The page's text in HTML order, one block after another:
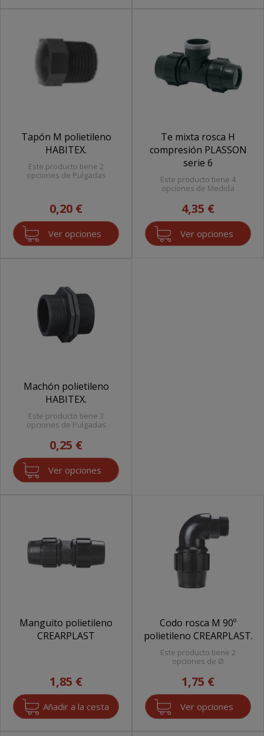
Tapón M polietileno
HABITEX.
Este producto tiene 2
opciones de Pulgadas
0,20 €
Ver opciones
Te mixta rosca H
compresión PLASSON
serie 6
Este producto tiene 4
opciones de Medida
4,35 €
Ver opciones
Machón polietileno
HABITEX.
Este producto tiene 3
opciones de Pulgadas
0,25 €
Ver opciones
Manguito polietileno
CREARPLAST
1,85 €
Codo rosca M 90º
polietileno CREARPLAST.
Este producto tiene 2
opciones de Ø
1,75 €
Ver opciones